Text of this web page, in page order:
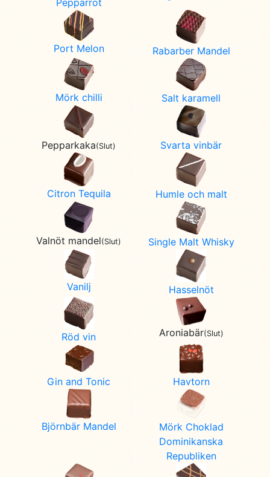
Port Melon Rabarber Mandel
Mörk chilli Salt karamell
Pepparkaka(Slut) Svarta vinbär
Citron Tequila Humle och malt
Valnöt mandel(Slut) Single Malt Whisky
Vanilj Hasselnöt
Röd vin Aroniabär(Slut)
Gin and Tonic Havtorn
Björnbär Mandel
Mörk Choklad
Dominikanska
Republiken